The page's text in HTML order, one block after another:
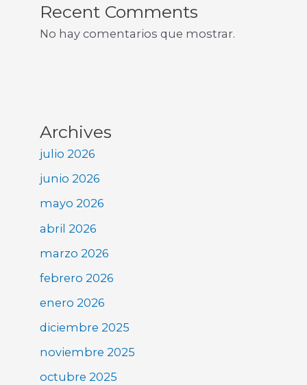
Recent Comments
No hay comentarios que mostrar.
Archives
julio 2026
junio 2026
mayo 2026
abril 2026
marzo 2026
febrero 2026
enero 2026
diciembre 2025
noviembre 2025
octubre 2025